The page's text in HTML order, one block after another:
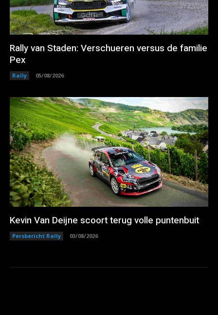
Rally van Staden: Verschueren versus de familie
Pex
Rally 05/08/2026
Kevin Van Deijne scoort terug volle puntenbuit
Persbericht Rally 03/08/2026